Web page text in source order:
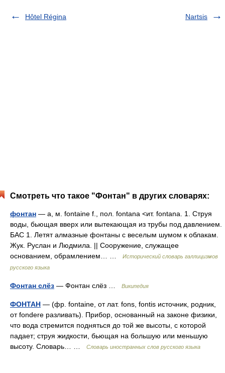
Hôtel Régina Nartsis
Смотреть что такое "Фонтан" в других словарях:
фонтан — а, м. fontaine f., пол. fontana <ит. fontana. 1. Струя
воды, бьющая вверх или вытекающая из трубы под давлением.
БАС 1. Летят алмазные фонтаны с веселым шумом к облакам.
Жук. Руслан и Людмила. || Сооружение, служащее
основанием, обрамлением… …
Исторический словарь галлицизмов
русского языка
Фонтан слёз — Фонтан слёз … Википедия
ФОНТАН — (фр. fontaine, от лат. fons, fontis источник, родник,
от fondere разливать). Прибор, основанный на законе физики,
что вода стремится подняться до той же высоты, с которой
падает; струя жидкости, бьющая на большую или меньшую
высоту. Словарь… …
Словарь иностранных слов русского языка